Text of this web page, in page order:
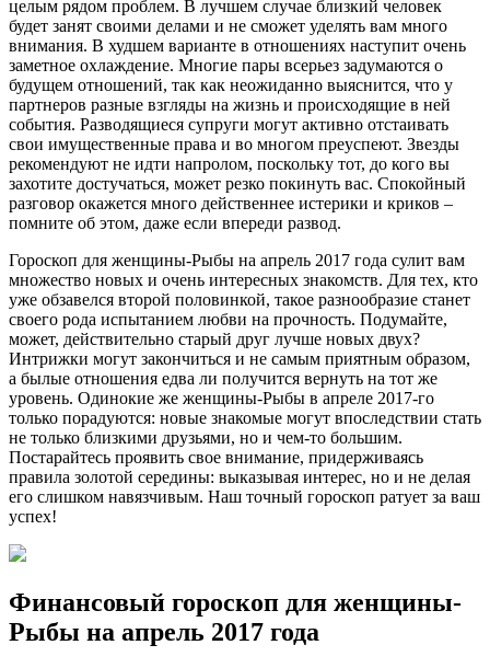
целым рядом проблем. В лучшем случае близкий человек
будет занят своими делами и не сможет уделять вам много
внимания. В худшем варианте в отношениях наступит очень
заметное охлаждение. Многие пары всерьез задумаются о
будущем отношений, так как неожиданно выяснится, что у
партнеров разные взгляды на жизнь и происходящие в ней
события. Разводящиеся супруги могут активно отстаивать
свои имущественные права и во многом преуспеют. Звезды
рекомендуют не идти напролом, поскольку тот, до кого вы
захотите достучаться, может резко покинуть вас. Спокойный
разговор окажется много действеннее истерики и криков –
помните об этом, даже если впереди развод.
Гороскоп для женщины-Рыбы на апрель 2017 года сулит вам
множество новых и очень интересных знакомств. Для тех, кто
уже обзавелся второй половинкой, такое разнообразие станет
своего рода испытанием любви на прочность. Подумайте,
может, действительно старый друг лучше новых двух?
Интрижки могут закончиться и не самым приятным образом,
а былые отношения едва ли получится вернуть на тот же
уровень. Одинокие же женщины-Рыбы в апреле 2017-го
только порадуются: новые знакомые могут впоследствии стать
не только близкими друзьями, но и чем-то большим.
Постарайтесь проявить свое внимание, придерживаясь
правила золотой середины: выказывая интерес, но и не делая
его слишком навязчивым. Наш точный гороскоп ратует за ваш
успех!
Финансовый гороскоп для женщины-
Рыбы на апрель 2017 года